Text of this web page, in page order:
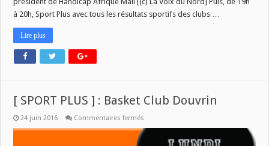
à 20h, Sport Plus avec tous les résultats sportifs des clubs …
Lire plus
[ SPORT PLUS ] : Basket Club Douvrin
24 juin 2016 Commentaires fermés
SPORT